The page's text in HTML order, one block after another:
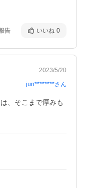
告 いいね 0
2023/5/20
jun********さん
、そこまで厚みも